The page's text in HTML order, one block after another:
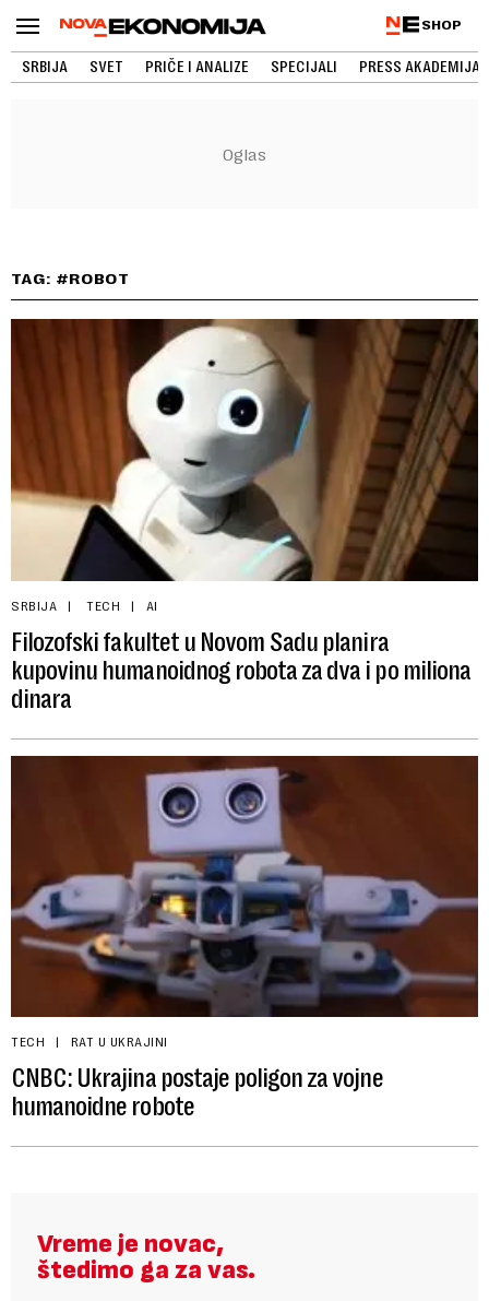
SHOP
SRBIJA SVET PRIČE I ANALIZE SPECIJALI PRESS AKADEMIJA
TAG: #ROBOT
SRBIJA TECH AI
Filozofski fakultet u Novom Sadu planira
kupovinu humanoidnog robota za dva i po miliona
dinara
TECH RAT U UKRAJINI
CNBC: Ukrajina postaje poligon za vojne
humanoidne robote
Vreme je novac,
štedimo ga za vas.